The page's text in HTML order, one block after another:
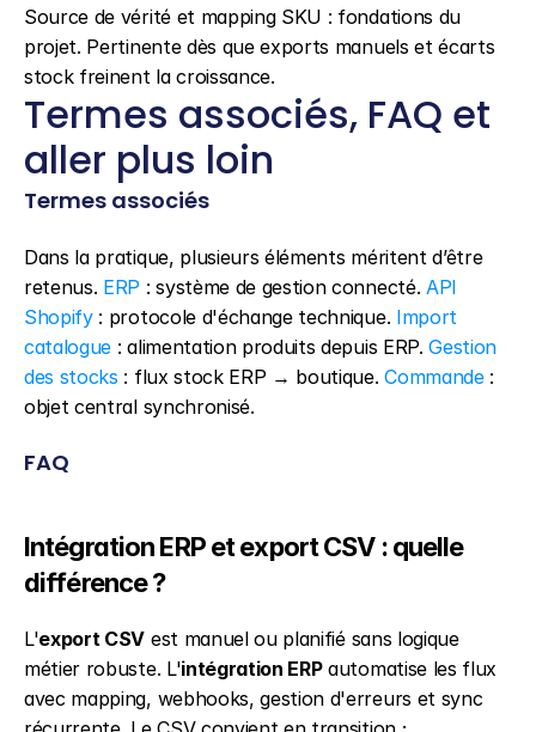
Source de vérité et mapping SKU : fondations du
projet. Pertinente dès que exports manuels et écarts
stock freinent la croissance.
Termes associés, FAQ et
aller plus loin
Termes associés
Dans la pratique, plusieurs éléments méritent d’être
retenus. ERP : système de gestion connecté. API
Shopify : protocole d'échange technique. Import
catalogue : alimentation produits depuis ERP. Gestion
des stocks : flux stock ERP → boutique. Commande :
objet central synchronisé.
FAQ
Intégration ERP et export CSV : quelle
différence ?
L'export CSV est manuel ou planifié sans logique
métier robuste. L'intégration ERP automatise les flux
avec mapping, webhooks, gestion d'erreurs et sync